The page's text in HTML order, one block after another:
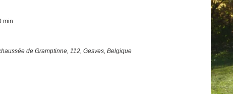
min
de Gramptinne, 112, Gesves, Belgique